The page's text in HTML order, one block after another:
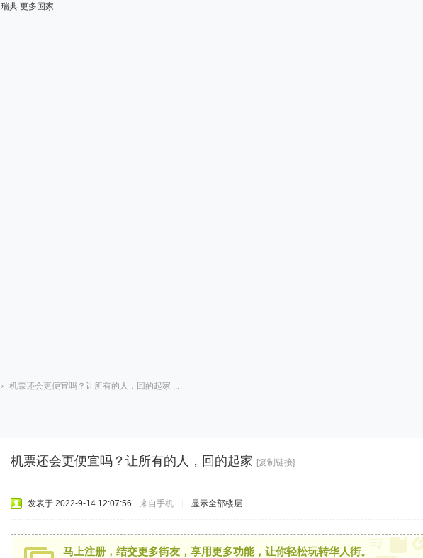
瑞典 更多国家
› 机票还会更便宜吗？让所有的人，回的起家 ...
机票还会更便宜吗？让所有的人，回的起家 [复制链接]
发表于 2022-9-14 12:07:56 来自手机 显示全部楼层
马上注册，结交更多街友，享用更多功能，让你轻松玩转华人街。